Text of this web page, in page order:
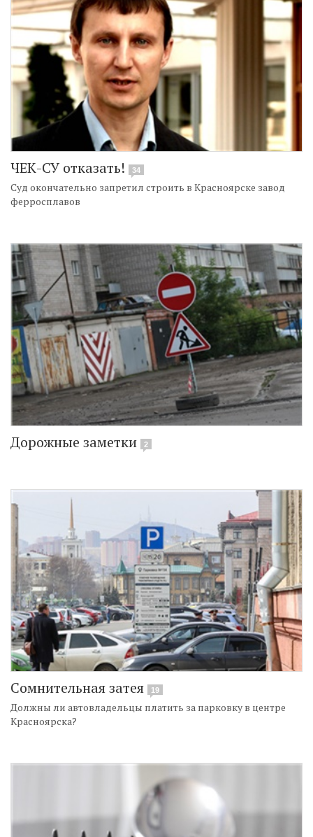
ЧЕК-СУ отказать! 34
Суд окончательно запретил строить в Красноярске завод
ферросплавов
Дорожные заметки 2
Сомнительная затея 19
Должны ли автовладельцы платить за парковку в центре
Красноярска?